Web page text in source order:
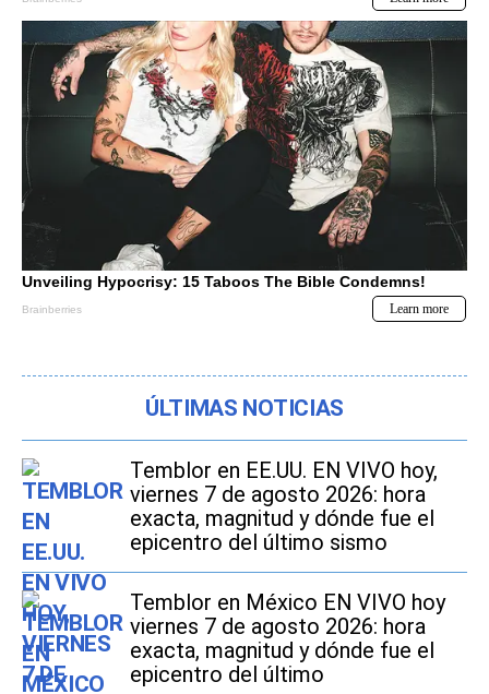
ÚLTIMAS NOTICIAS
Temblor en EE.UU. EN VIVO hoy,
viernes 7 de agosto 2026: hora
exacta, magnitud y dónde fue el
epicentro del último sismo
Temblor en México EN VIVO hoy
viernes 7 de agosto 2026: hora
exacta, magnitud y dónde fue el
epicentro del último